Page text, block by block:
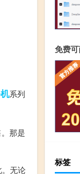
系列
那是
无论
免费
标签